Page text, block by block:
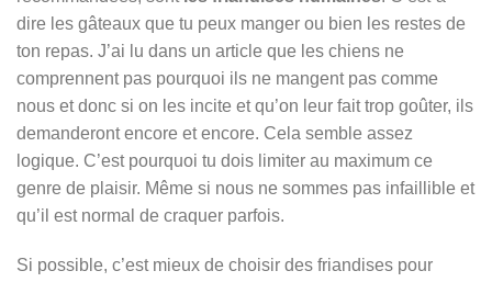
dire les gâteaux que tu peux manger ou bien les restes de
ton repas. J’ai lu dans un article que les chiens ne
comprennent pas pourquoi ils ne mangent pas comme
nous et donc si on les incite et qu’on leur fait trop goûter, ils
demanderont encore et encore. Cela semble assez
logique. C’est pourquoi tu dois limiter au maximum ce
genre de plaisir. Même si nous ne sommes pas infaillible et
qu’il est normal de craquer parfois.
Si possible, c’est mieux de choisir des friandises pour